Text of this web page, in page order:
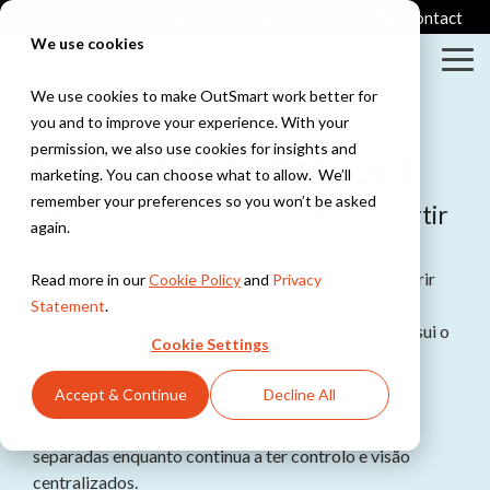
We use cookies
We use cookies to make OutSmart work better for
you and to improve your experience. With your
permission, we also use cookies for insights and
marketing. You can choose what to allow. We’ll
remember your preferences so you won’t be asked
again.
Read more in ourCookie Policyand Privacy
Statement.
Cookie Settings
Accept & Continue Decline All
Skip
content.
Contact
Huisjes
Even
wat 'ie
hiermee
doet
Bonnetjes
En waat
nu weer?
Testing 1
bank en
ramen
Checklists
Met mooie
vakjes en
vinkjes
Column
Headline
Testing 1
Testing 2
Sub-administrações
Gestão de múltiplas empresas a partir
de um único ambiente.
Com o Power-Up Sub-administrações, é possível gerir
facilmente várias empresas ou filiais a partir de uma
única conta OutSmart. Cada sub-administração possui o
seu próprio banco de clientes, artigos, ordens de
trabalho e ligação à contabilidade.
separadas enquanto continua a ter controlo e visão
centralizados.